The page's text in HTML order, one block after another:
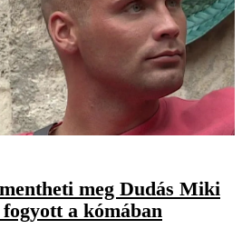
meg Dudás Miki
a kómában